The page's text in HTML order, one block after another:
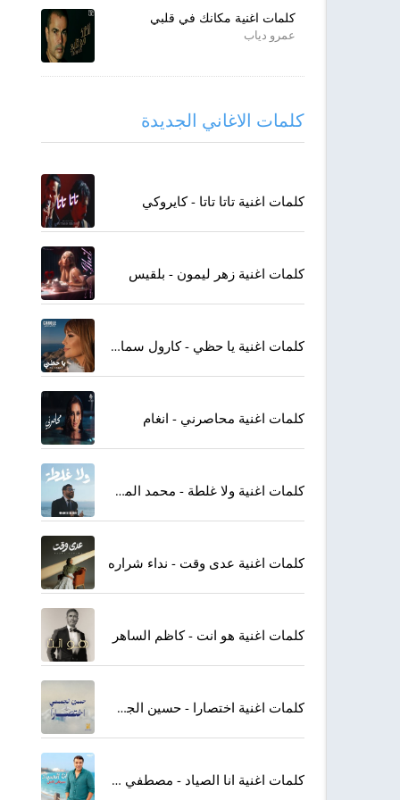
كلمات اغنية مكانك في قلبي
عمرو دياب
كلمات الاغاني الجديدة
كلمات اغنية تاتا تاتا - كايروكي
كلمات اغنية زهر ليمون - بلقيس
كلمات اغنية يا حظي - كارول سماحة
كلمات اغنية محاصرني - انغام
كلمات اغنية ولا غلطة - محمد المجذوب
كلمات اغنية عدى وقت - نداء شراره
كلمات اغنية هو انت - كاظم الساهر
كلمات اغنية اختصارا - حسين الجسمي
كلمات اغنية انا الصياد - مصطفي كامل